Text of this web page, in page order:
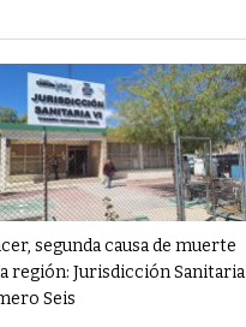
segunda causa de muerte
región: Jurisdicción Sanitaria
Seis